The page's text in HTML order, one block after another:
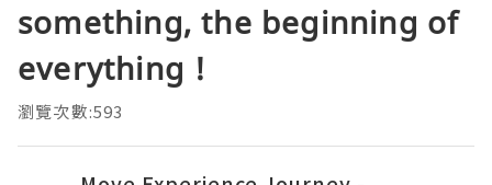
something, the beginning of
everything !
瀏覽次數:593